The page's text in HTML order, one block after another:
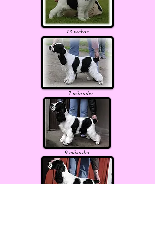
13 veckor
7 månader
9 månader